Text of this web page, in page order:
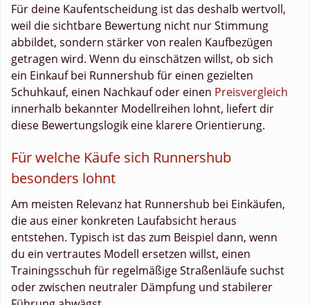
Für deine Kaufentscheidung ist das deshalb wertvoll,
weil die sichtbare Bewertung nicht nur Stimmung
abbildet, sondern stärker von realen Kaufbezügen
getragen wird. Wenn du einschätzen willst, ob sich
ein Einkauf bei Runnershub für einen gezielten
Schuhkauf, einen Nachkauf oder einen Preisvergleich
innerhalb bekannter Modellreihen lohnt, liefert dir
diese Bewertungslogik eine klarere Orientierung.
Für welche Käufe sich Runnershub
besonders lohnt
Am meisten Relevanz hat Runnershub bei Einkäufen,
die aus einer konkreten Laufabsicht heraus
entstehen. Typisch ist das zum Beispiel dann, wenn
du ein vertrautes Modell ersetzen willst, einen
Trainingsschuh für regelmäßige Straßenläufe suchst
oder zwischen neutraler Dämpfung und stabilerer